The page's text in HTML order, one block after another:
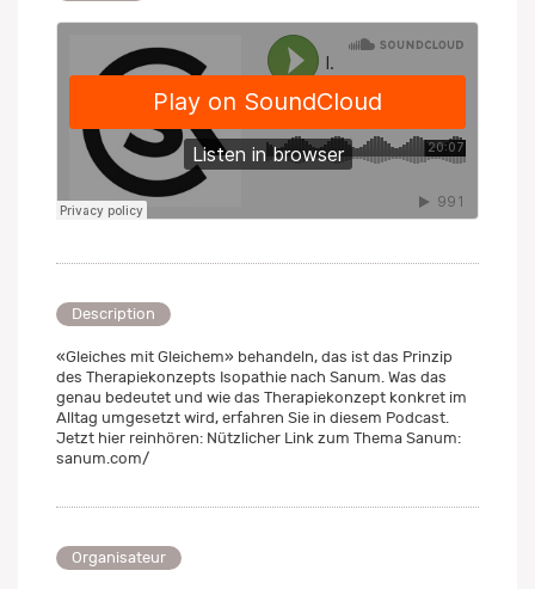
Description
«Gleiches mit Gleichem» behandeln, das ist das Prinzip
des Therapiekonzepts Isopathie nach Sanum. Was das
genau bedeutet und wie das Therapiekonzept konkret im
Alltag umgesetzt wird, erfahren Sie in diesem Podcast.
Jetzt hier reinhören: Nützlicher Link zum Thema Sanum:
sanum.com/
Organisateur